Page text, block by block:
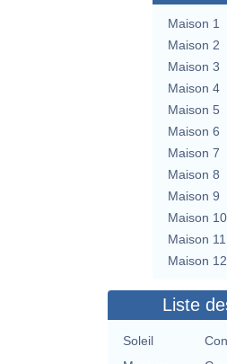
Maison 1
Maison 2
Maison 3
Maison 4
Maison 5
Maison 6
Maison 7
Maison 8
Maison 9
Maison 10
Maison 11
Maison 12
Liste
Soleil